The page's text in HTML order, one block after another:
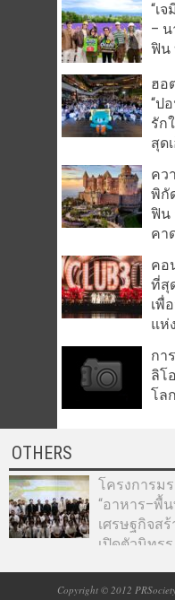
“เ
–
ฟิน
ฮอ
“ป
รัก
สุด
คว
พิกั
ฟิน
คา
คอ
ที่สุ
เพื่
แห่
กา
ลิโ
โล
OTHERS
โครงการม
“อาหาร–พื้
เศรษฐกิจส
เปิดตัวนิทรร...
Copyright © 2012